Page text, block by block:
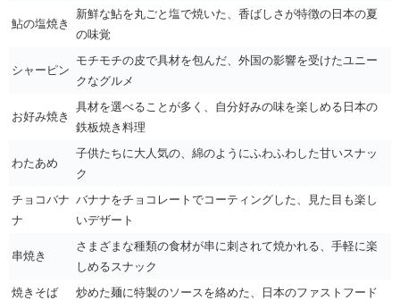
鮎の塩焼き
新鮮な鮎を丸ごと塩で焼いた、香ばしさが特徴の日本の夏
の味覚
シャーピン
モチモチの皮で具材を包んだ、外国の影響を受けたユニー
クなグルメ
お好み焼き
具材を選べることが多く、自分好みの味を楽しめる日本の
鉄板焼き料理
わたあめ
子供たちに大人気の、綿のようにふわふわした甘いスナッ
ク
チョコバナ
ナ
バナナをチョコレートでコーティングした、見た目も楽し
いデザート
串焼き
さまざまな種類の食材が串に刺されて焼かれる、手軽に楽
しめるスナック
焼きそば
炒めた麺に特製のソースを絡めた、日本のファストフード